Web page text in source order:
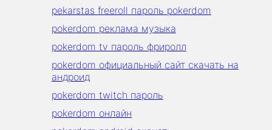
pekarstas freeroll пароль pokerdom
pokerdom реклама музыка
pokerdom tv пароль фриролл
pokerdom официальный сайт скачать на
андроид
pokerdom twitch пароль
pokerdom онлайн